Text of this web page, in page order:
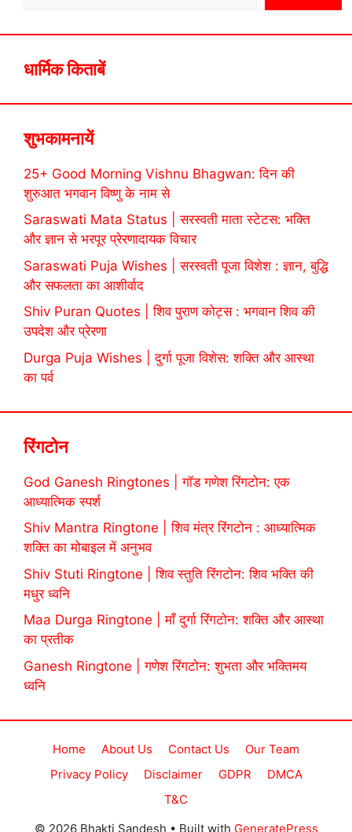
धार्मिक किताबें
शुभकामनायें
25+ Good Morning Vishnu Bhagwan: दिन की
शुरुआत भगवान विष्णु के नाम से
Saraswati Mata Status | सरस्वती माता स्टेटस: भक्ति
और ज्ञान से भरपूर प्रेरणादायक विचार
Saraswati Puja Wishes | सरस्वती पूजा विशेश : ज्ञान, बुद्धि
और सफलता का आशीर्वाद
Shiv Puran Quotes | शिव पुराण कोट्स : भगवान शिव की
उपदेश और प्रेरणा
Durga Puja Wishes | दुर्गा पूजा विशेस: शक्ति और आस्था
का पर्व
रिंगटोन
God Ganesh Ringtones | गॉड गणेश रिंगटोन: एक
आध्यात्मिक स्पर्श
Shiv Mantra Ringtone | शिव मंत्र रिंगटोन : आध्यात्मिक
शक्ति का मोबाइल में अनुभव
Shiv Stuti Ringtone | शिव स्तुति रिंगटोन: शिव भक्ति की
मधुर ध्वनि
Maa Durga Ringtone | माँ दुर्गा रिंगटोन: शक्ति और आस्था
का प्रतीक
Ganesh Ringtone | गणेश रिंगटोन: शुभता और भक्तिमय
ध्वनि
Home About Us Contact Us
Our Team
Privacy Policy
Disclaimer GDPR
DMCA
T&C
© 2026 Bhakti Sandesh • Built with GeneratePress